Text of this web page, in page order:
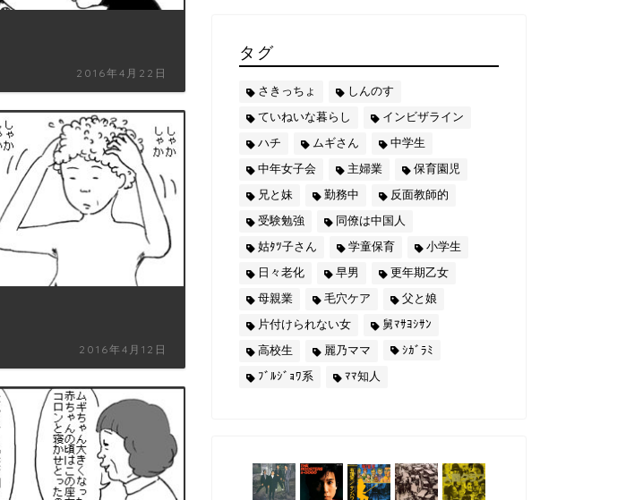
2016年4月22日
2016年4月12日
タグ
さきっちょ
しんのす
ていねいな暮らし
インビザライン
ハチ
ムギさん
中学生
中年女子会
主婦業
保育園児
兄と妹
勤務中
反面教師的
受験勉強
同僚は中国人
姑ﾀﾂ子さん
学童保育
小学生
日々老化
早男
更年期乙女
母親業
毛穴ケア
父と娘
片付けられない女
舅ﾏｻﾖｼｻﾝ
高校生
麗乃ママ
ｼｶﾞﾗﾐ
ﾌﾞﾙｼﾞｮﾜ系
ﾏﾏ知人